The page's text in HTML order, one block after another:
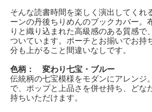
そんな読書時間を楽しく演出してくれ
ーンの丹後ちりめんのブックカバー。
りと織り込まれた高級感のある質感で
ついています。ポーチとお揃いでお持
分も上がること間違いなしです。
色柄： 変わり七宝・ブルー
伝統柄の七宝模様をモダンにアレンジ
で、ポップと上品さを併せ持ち、どな
持ちいただけます。